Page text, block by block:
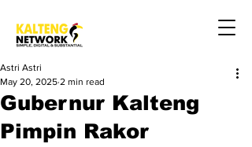
Gubernur Kalteng
Pimpin Rakor
Astri Astri
May 20, 2025 2 min read